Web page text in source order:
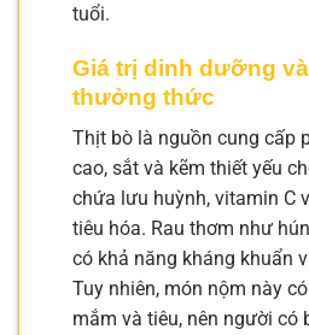
tuổi.
Giá trị dinh dưỡng
thưởng thức
Thịt bò là nguồn cung cấp
cao, sắt và kẽm thiết yếu
chứa lưu huỳnh, vitamin C
tiêu hóa. Rau thơm như
có khả năng kháng khuẩn
Tuy nhiên, món nộm này
mắm và tiêu, nên người có